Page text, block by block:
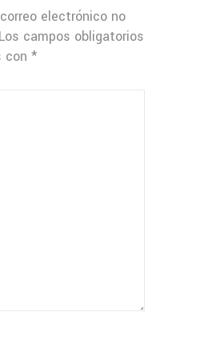
electrónico no
Los campos obligatorios
con *